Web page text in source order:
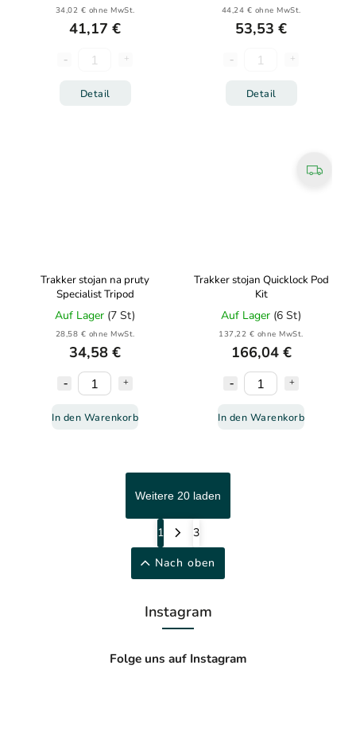
34,02 € ohne MwSt.
41,17 €
Detail
44,24 € ohne MwSt.
53,53 €
Detail
Trakker stojan na pruty
Specialist Tripod
Auf Lager (7 St)
28,58 € ohne MwSt.
34,58 €
In den Warenkorb
Trakker stojan Quicklock Pod
Kit
Auf Lager (6 St)
137,22 € ohne MwSt.
166,04 €
In den Warenkorb
Weitere 20 laden
1
3
Nach oben
Instagram
Folge uns auf Instagram